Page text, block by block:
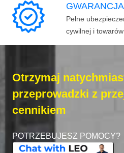
Pełne
cywilnej i
Otrzymaj
przeprowadzki z
cennikiem
POTRZEBUJESZ POMOCY?